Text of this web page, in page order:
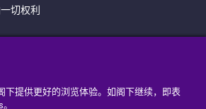
下提供更好的浏览体验。如阁下继续，即表
切权利